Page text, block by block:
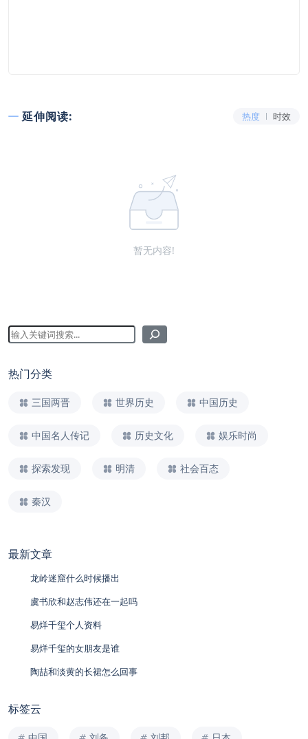
延伸阅读: 热度 时效
暂无内容!
热门分类
三国两晋 世界历史 中国历史
中国名人传记 历史文化 娱乐时尚
探索发现 明清 社会百态
秦汉
最新文章
龙岭迷窟什么时候播出
虞书欣和赵志伟还在一起吗
易烊千玺个人资料
易烊千玺的女朋友是谁
陶喆和淡黄的长裙怎么回事
标签云